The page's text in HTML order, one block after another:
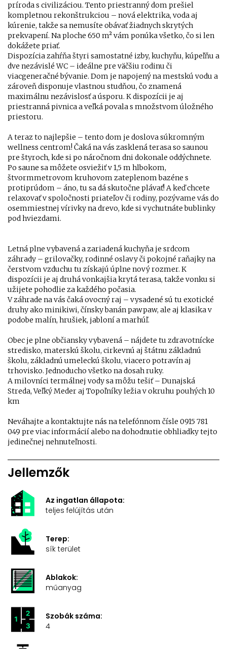
príroda s civilizáciou. Tento priestranný dom prešiel
kompletnou rekonštrukciou – nová elektrika, voda aj
kúrenie, takže sa nemusíte obávať žiadnych skrytých
prekvapení. Na ploche 650 m² vám ponúka všetko, čo si len
dokážete priať.
Dispozícia zahŕňa štyri samostatné izby, kuchyňu, kúpeľňu a
dve nezávislé WC – ideálne pre väčšiu rodinu či
viacgeneračné bývanie. Dom je napojený na mestskú vodu a
zároveň disponuje vlastnou studňou, čo znamená
maximálnu nezávislosť a úsporu. K dispozícii je aj
priestranná pivnica a veľká povala s množstvom úložného
priestoru.
A teraz to najlepšie – tento dom je doslova súkromným
wellness centrom! Čaká na vás zasklená terasa so saunou
pre štyroch, kde si po náročnom dni dokonale oddýchnete.
Po saune sa môžete osviežiť v 1,5 m hlbokom,
štvormmetrovom kruhovom zateplenom bazéne s
protiprúdom – áno, tu sa dá skutočne plávať! A keď chcete
relaxovať v spoločnosti priateľov či rodiny, pozývame vás do
osemmiestnej vírivky na drevo, kde si vychutnáte bublinky
pod hviezdami.
Letná plne vybavená a zariadená kuchyňa je srdcom
záhrady – grilovačky, rodinné oslavy či pokojné raňajky na
čerstvom vzduchu tu získajú úplne nový rozmer. K
dispozícii je aj druhá vonkajšia krytá terasa, takže vonku si
užijete pohodlie za každého počasia.
V záhrade na vás čaká ovocný raj – vysadené sú tu exotické
druhy ako minikiwi, čínsky banán pawpaw, ale aj klasika v
podobe malín, hrušiek, jabloní a marhúľ.
Obec je plne občiansky vybavená – nájdete tu zdravotnícke
stredisko, materskú školu, cirkevnú aj štátnu základnú
školu, základnú umeleckú školu, viacero potravín aj
trhovisko. Jednoducho všetko na dosah ruky.
A milovníci termálnej vody sa môžu tešiť – Dunajská
Streda, Veľký Meder aj Topoľníky ležia v okruhu pouhých 10
km
Neváhajte a kontaktujte nás na telefónnom čísle 0915 781
049 pre viac informácií alebo na dohodnutie obhliadky tejto
jedinečnej nehnuteľnosti.
Jellemzők
Az ingatlan állapota:
teljes felújítás után
Terep:
sík terület
Ablakok:
műanyag
Szobák száma:
4